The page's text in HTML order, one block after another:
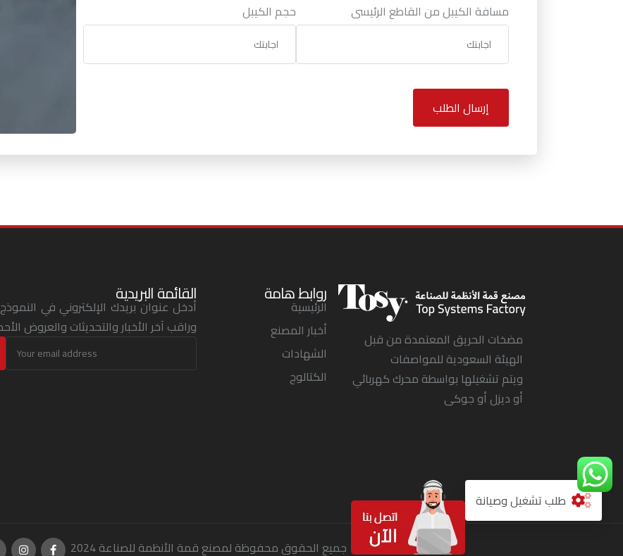
مسافة الكيبل من القاطع الرئيسى حجم الكيبل
طلب تشغيل وصيانة
مضخات الحريق المعتمدة من قبل
الهيئة السعودية للمواصفات
ويتم تشغيلها بواسطة محرك كهربائي
أو ديزل أو جوكى
روابط هامة
الرئيسية
أخبار المصنع
الشهادات
الكتالوج
القائمة البريدية
أدخل عنوان بريدك الإلكتروني في النموذج
وراقب آخر الأخبار والتحديثات والعروض
جميع الحقوق محفوظة لمصنع قمة الأنظمة للصناعة 2024